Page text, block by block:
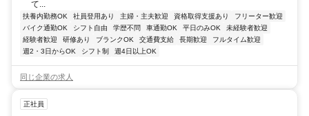
て...
扶養内勤務OK 社員登用あり 主婦・主夫歓迎 資格取得支援あり
フリーター歓迎
バイク通勤OK
シフト自由 学歴不問 車通勤OK 平日のみOK
未経験者歓迎
経験者歓迎
研修あり ブランクOK 交通費支給 長期歓迎
フルタイム歓迎
週2・3日からOK
シフト制 週4日以上OK
同じ企業の求人
正社員